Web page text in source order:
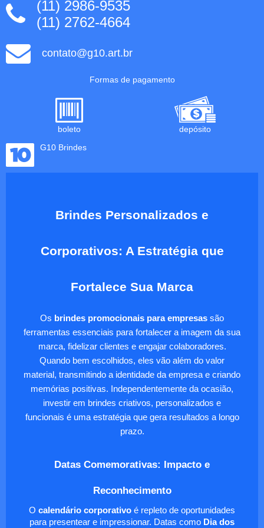
(11) 2986-9535
(11) 2762-4664
contato@g10.art.br
Formas de pagamento
boleto
depósito
G10 Brindes
Brindes Personalizados e
Corporativos: A Estratégia que
Fortalece Sua Marca
Os brindes promocionais para empresas são
ferramentas essenciais para fortalecer a imagem da sua
marca, fidelizar clientes e engajar colaboradores.
Quando bem escolhidos, eles vão além do valor
material, transmitindo a identidade da empresa e criando
memórias positivas. Independentemente da ocasião,
investir em brindes criativos, personalizados e
funcionais é uma estratégia que gera resultados a longo
prazo.
Datas Comemorativas: Impacto e
Reconhecimento
O calendário corporativo é repleto de oportunidades
para presentear e impressionar. Datas como Dia dos